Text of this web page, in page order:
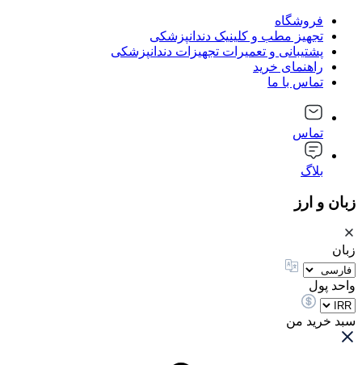
فروشگاه
تجهیز مطب و کلینیک دندانپزشکی
پشتیبانی و تعمیرات تجهیزات دندانپزشکی
راهنمای خرید
تماس با ما
تماس
بلاگ
زبان و ارز
زبان
واحد پول
سبد خرید من